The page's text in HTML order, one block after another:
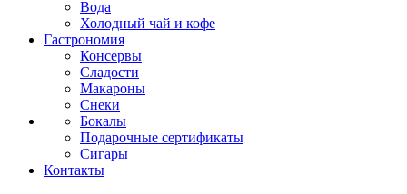
Вода
Холодный чай и кофе
Гастрономия
Консервы
Сладости
Макароны
Снеки
Бокалы
Подарочные сертификаты
Сигары
Контакты